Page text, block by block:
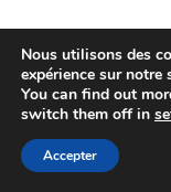
Nous utilisons des
expérience sur notre
You can find out
switch them off in
Accepter